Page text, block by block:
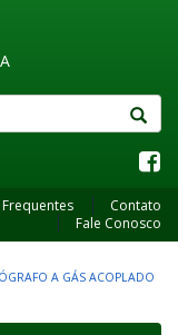
Contato
Fale Conosco
A GÁS ACOPLADO